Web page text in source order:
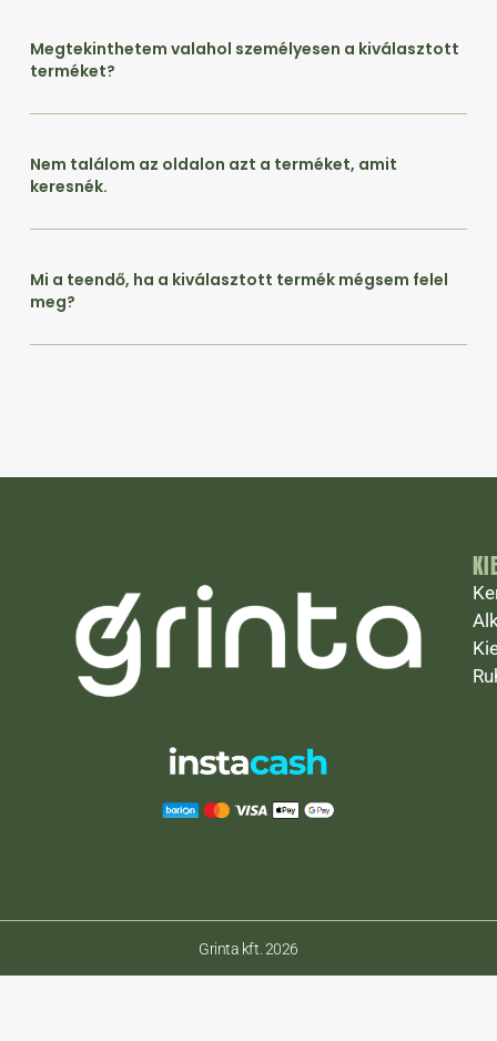
Megtekinthetem valahol személyesen a kiválasztott
terméket?
Nem találom az oldalon azt a terméket, amit
keresnék.
Mi a teendő, ha a kiválasztott termék mégsem felel
meg?
Grinta kft. 2026